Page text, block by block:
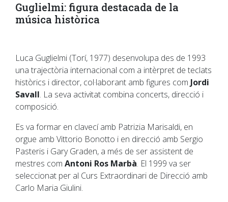
Guglielmi: figura destacada de la
música històrica
Luca Guglielmi (Torí, 1977) desenvolupa des de 1993
una trajectòria internacional com a intèrpret de teclats
històrics i director, col·laborant amb figures com Jordi
Savall. La seva activitat combina concerts, direcció i
composició.
Es va formar en clavecí amb Patrizia Marisaldi, en
orgue amb Vittorio Bonotto i en direcció amb Sergio
Pasteris i Gary Graden, a més de ser assistent de
mestres com Antoni Ros Marbà. El 1999 va ser
seleccionat per al Curs Extraordinari de Direcció amb
Carlo Maria Giulini.